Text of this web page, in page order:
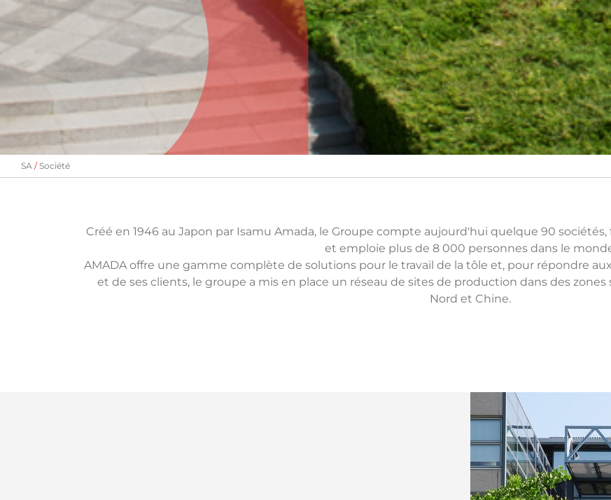
SA Société
Créé en 1946 au Japon par Isamu Amada, le Groupe compte aujourd'hui quelque 90
et emploie plus de 8 000 personnes dans le
AMADA offre une gamme complète de solutions pour le travail de la tôle et, pour répondre
et de ses clients, le groupe a mis en place un réseau de sites de production dans des
Nord et Chine.